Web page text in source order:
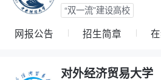
“双一流”建设高校
网报公告 招生简章
对外经济贸易大学